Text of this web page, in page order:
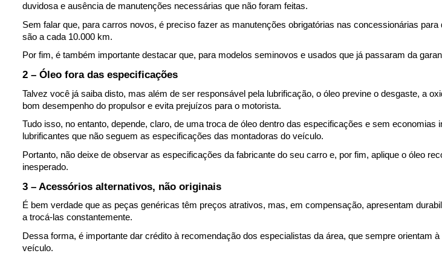
duvidosa e ausência de manutenções necessárias que não foram feitas.
Sem falar que, para carros novos, é preciso fazer as manutenções obrigatórias nas concessionárias
são a cada 10.000 km.
Por fim, é também importante destacar que, para modelos seminovos e usados que já passaram da
2 – Óleo fora das especificações
Talvez você já saiba disto, mas além de ser responsável pela lubrificação, o óleo previne o desgaste, a
bom desempenho do propulsor e evita prejuízos para o motorista.
Tudo isso, no entanto, depende, claro, de uma troca de óleo dentro das especificações e sem
lubrificantes que não seguem as especificações das montadoras do veículo.
Portanto, não deixe de observar as especificações da fabricante do seu carro e, por fim, aplique o óleo
inesperado.
3 – Acessórios alternativos, não originais
É bem verdade que as peças genéricas têm preços atrativos, mas, em compensação, apresentam
a trocá-las constantemente.
Dessa forma, é importante dar crédito à recomendação dos especialistas da área, que sempre
veículo.